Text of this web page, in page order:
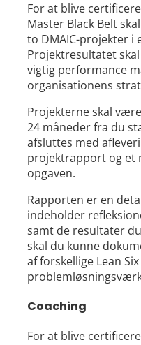
For at blive
Master Black Belt
to DMAIC-projekter i
Projektresultatet
vigtig performance
organisationens
Projekterne skal
24 måneder fra du
afsluttes med
projektrapport og et
opgaven.
Rapporten er en
indeholder
samt de resultater
skal du kunne
af forskellige Lean
Coaching
For at blive